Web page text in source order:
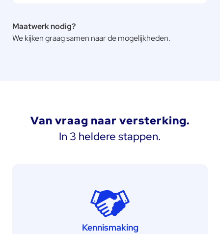
Maatwerk nodig?
We kijken graag samen naar de mogelijkheden.
Van vraag naar versterking.
In 3 heldere stappen.
Kennismaking